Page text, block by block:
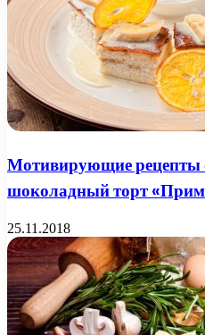
Мотивирующие рецепты
шоколадный торт
25.11.2018